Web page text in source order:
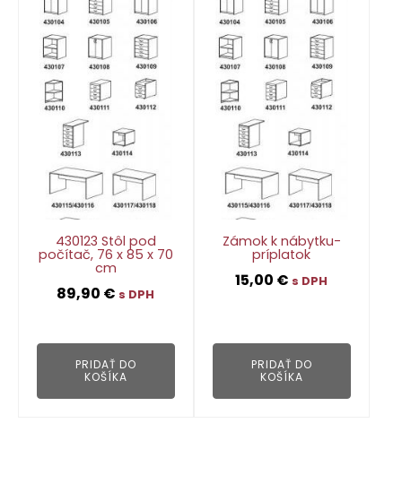
430123 Stôl pod
počítač, 76 x 85 x 70
cm
89,90 € s DPH
PRIDAŤ DO
KOŠÍKA
Zámok k nábytku-
príplatok
15,00 € s DPH
PRIDAŤ DO
KOŠÍKA